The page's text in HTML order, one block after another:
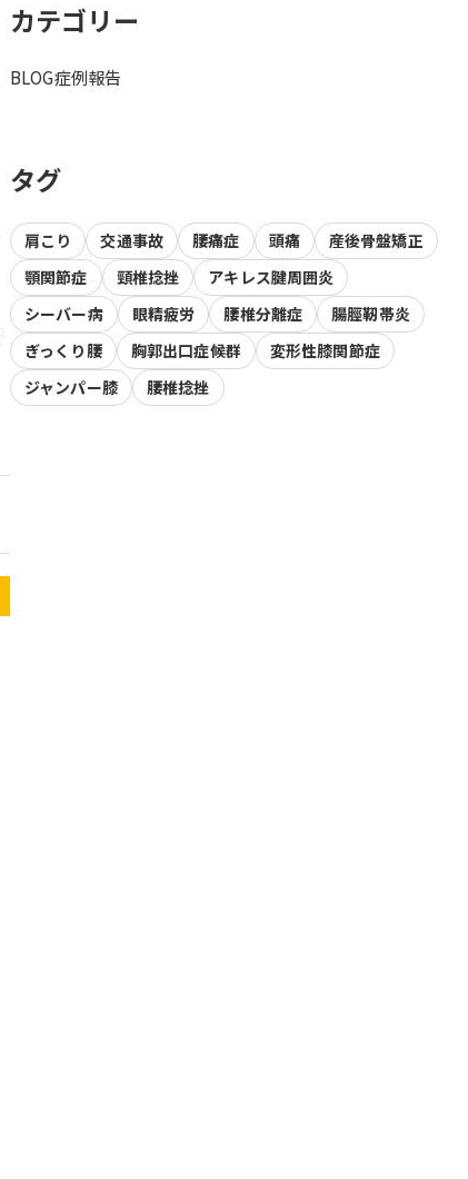
カテゴリー
BLOG症例報告
タグ
肩こり 交通事故 腰痛症 頭痛
産後骨盤矯正
顎関節症
頸椎捻挫
アキレス腱周囲炎
シーバー病
眼精疲労 腰椎分離症
腸脛靭帯炎
ぎっくり腰
胸郭出口症候群
変形性膝関節症
ジャンパー膝
腰椎捻挫